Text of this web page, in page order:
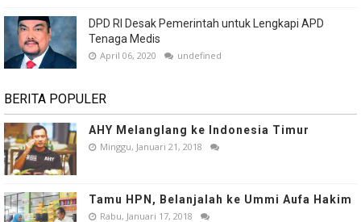
DPD RI Desak Pemerintah untuk Lengkapi APD
Tenaga Medis
April 06, 2020 undefined
BERITA POPULER
AHY Melanglang ke Indonesia Timur
Minggu, Januari 21, 2018
Tamu HPN, Belanjalah ke Ummi Aufa Hakim
Rabu, Januari 17, 2018